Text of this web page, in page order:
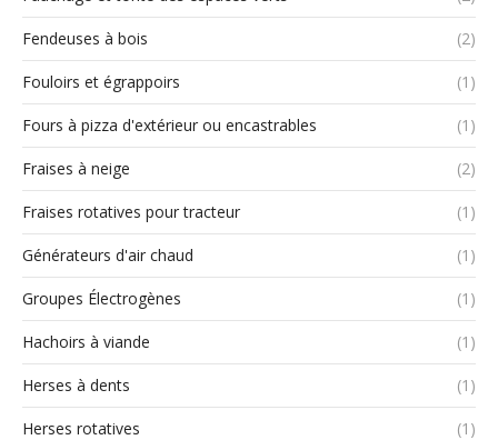
Fendeuses à bois (2)
Fouloirs et égrappoirs (1)
Fours à pizza d'extérieur ou encastrables (1)
Fraises à neige (2)
Fraises rotatives pour tracteur (1)
Générateurs d'air chaud (1)
Groupes Électrogènes (1)
Hachoirs à viande (1)
Herses à dents (1)
Herses rotatives (1)